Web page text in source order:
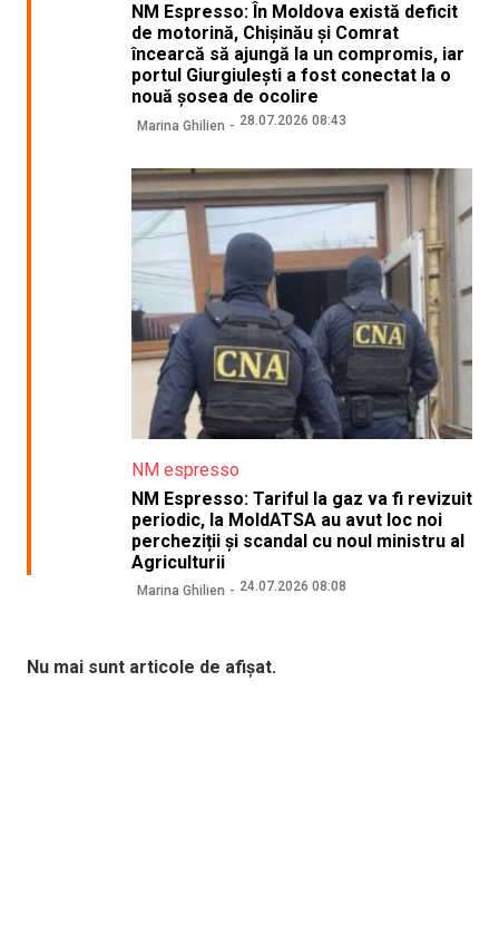
NM Espresso: În Moldova există deficit
de motorină, Chișinău și Comrat
încearcă să ajungă la un compromis, iar
portul Giurgiulești a fost conectat la o
nouă șosea de ocolire
Marina Ghilien 28.07.2026 08:43
NM espresso
NM Espresso: Tariful la gaz va fi revizuit
periodic, la MoldATSA au avut loc noi
percheziții și scandal cu noul ministru al
Agriculturii
Marina Ghilien 24.07.2026 08:08
Nu mai sunt articole de afișat.